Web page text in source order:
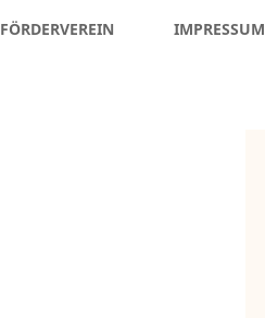
FÖRDERVEREIN IMPRESSUM